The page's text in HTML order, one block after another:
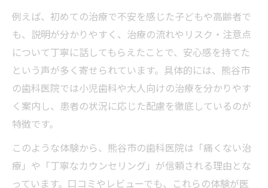
例えば、初めての治療で不安を感じた子どもや高齢者で
も、説明が分かりやすく、治療の流れやリスク・注意点
について丁寧に話してもらえたことで、安心感を持てた
という声が多く寄せられています。具体的には、熊谷市
の歯科医院では小児歯科や大人向けの治療を分かりやす
く案内し、患者の状況に応じた配慮を徹底しているのが
特徴です。
このような体験から、熊谷市の歯科医院は「痛くない治
療」や「丁寧なカウンセリング」が信頼される理由とな
っています。口コミやレビューでも、これらの体験が医